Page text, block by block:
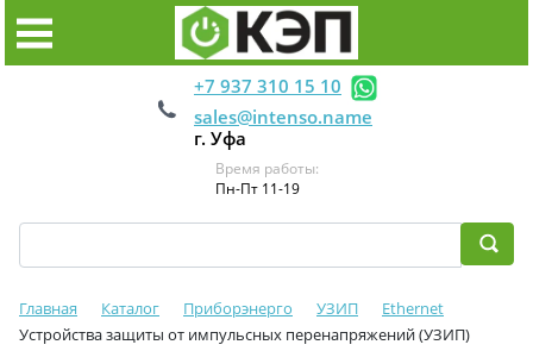
+7 937 310 15 10
sales@intenso.name
г. Уфа
Время работы:
Пн-Пт 11-19
Главная Каталог Приборэнерго УЗИП
Ethernet
Устройства защиты от импульсных перенапряжений (УЗИП)